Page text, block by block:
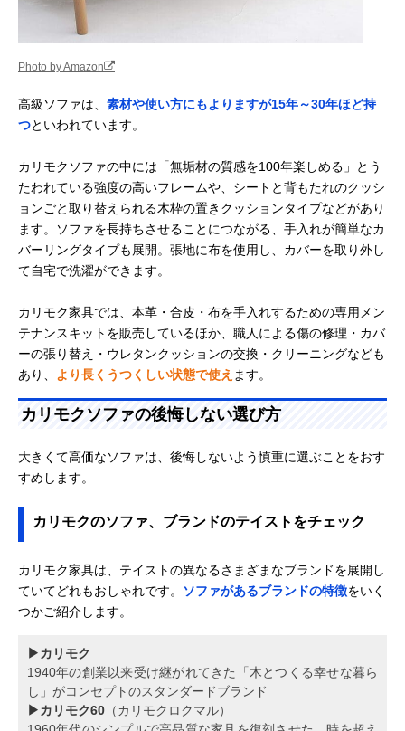
Photo by Amazon
高級ソファは、 素材や使い方にもよりますが15年～30年ほど持
つといわれています。
カリモクソファの中には「無垢材の質感を100年楽しめる」とう
たわれている強度の高いフレームや、シートと背もたれのクッシ
ョンごと取り替えられる木枠の置きクッションタイプなどがあり
ます。ソファを長持ちさせることにつながる、手入れが簡単なカ
バーリングタイプも展開。張地に布を使用し、カバーを取り外し
て自宅で洗濯ができます。
カリモク家具では、本革・合皮・布を手入れするための専用メン
テナンスキットを販売しているほか、職人による傷の修理・カバ
ーの張り替え・ウレタンクッションの交換・クリーニングなども
あり、
より長くうつくしい状態で使え ます。
カリモクソファの後悔しない選び方
大きくて高価なソファは、後悔しないよう慎重に選ぶことをおす
すめします。
カリモクのソファ、ブランドのテイストをチェック
カリモク家具は、テイストの異なるさまざまなブランドを展開し
ていてどれもおしゃれです。 ソファがあるブランドの特徴をいく
つかご紹介します。
▶カリモク
1940年の創業以来受け継がれてきた「木とつくる幸せな暮ら
し」がコンセプトのスタンダードブランド
▶カリモク60 （カリモクロクマル）